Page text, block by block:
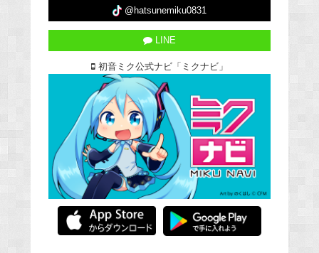
@hatsunemiku0831
LINE
初音ミク公式ナビ「ミクナビ」